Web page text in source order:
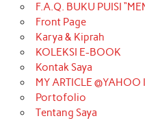
F.A.Q. BUKU PUISI
Front Page
Karya & Kiprah
KOLEKSI E-BOOK
Kontak Saya
MY ARTICLE @YAHOO
Portofolio
Tentang Saya